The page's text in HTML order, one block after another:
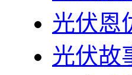
光伏恩
光伏故